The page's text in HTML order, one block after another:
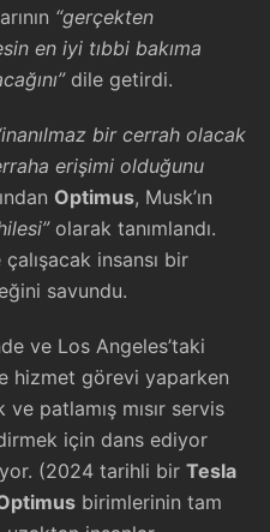
“gerçekten
en iyi tıbbi bakıma
dile getirdi.
bir cerrah olacak
erişimi olduğunu
Optimus, Musk’ın
olarak tanımlandı.
insansı bir
savundu.
ve Los Angeles’taki
hizmet görevi yaparken
patlamış mısır servis
için dans ediyor
(2024 tarihli bir Tesla
birimlerinin tam